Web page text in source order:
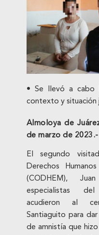
• Se llevó a cabo
contexto y situación
Almoloya de
de marzo de 2023.-
El segundo
Derechos
(CODHEM),
especialistas
acudieron al
Santiaguito para
de amnistía que